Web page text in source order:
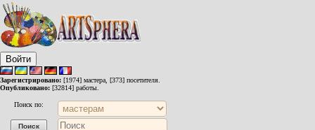
Войти
Зарегистрировано: [1974] мастера, [373] посетителя.
Опубликовано: [32814] работы.
Поиск по: